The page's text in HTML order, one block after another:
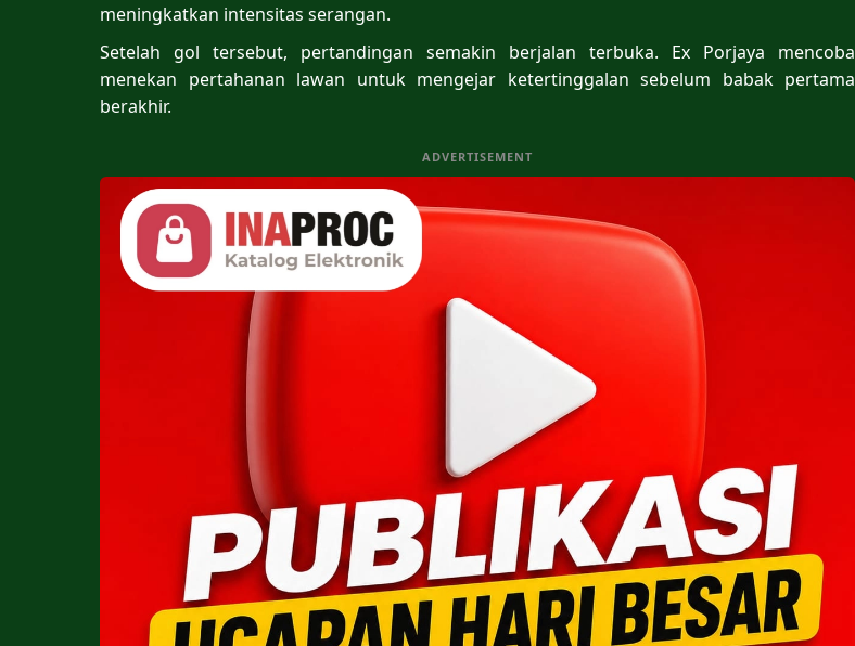
meningkatkan intensitas serangan.
Setelah gol tersebut, pertandingan semakin berjalan terbuka. Ex Porjaya mencoba
menekan pertahanan lawan untuk mengejar ketertinggalan sebelum babak pertama
berakhir.
ADVERTISEMENT